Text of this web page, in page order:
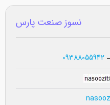
نسوز صنعت پارس
09388055942